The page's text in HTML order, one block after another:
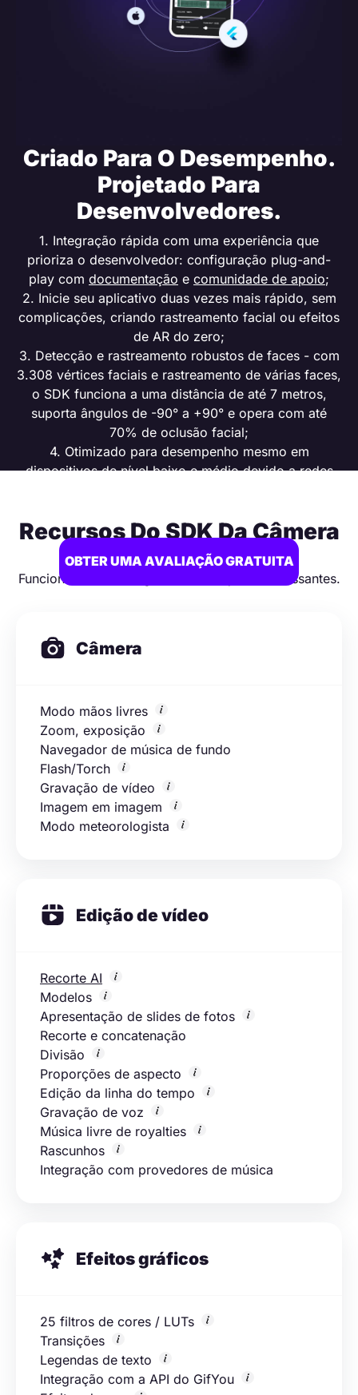
Criado Para O Desempenho.
Projetado Para
Desenvolvedores.
1. Integração rápida com uma experiência que
prioriza o desenvolvedor: configuração plug-and-
play com documentação e comunidade de apoio;
2. Inicie seu aplicativo duas vezes mais rápido, sem
complicações, criando rastreamento facial ou efeitos
de AR do zero;
3. Detecção e rastreamento robustos de faces - com
3.308 vértices faciais e rastreamento de várias faces,
o SDK funciona a uma distância de até 7 metros,
suporta ângulos de -90° a +90° e opera com até
70% de oclusão facial;
4. Otimizado para desempenho mesmo em
dispositivos de nível baixo e médio devido a redes
OBTER UMA AVALIAÇÃO GRATUITA
Recursos Do SDK Da Câmera
Funcionalidades obrigatórias e adições interessantes.
Câmera
Modo mãos livres
Zoom, exposição
Navegador de música de fundo
Flash/Torch
Gravação de vídeo
Imagem em imagem
Modo meteorologista
Edição de vídeo
Recorte AI
Modelos
Apresentação de slides de fotos
Recorte e concatenação
Divisão
Proporções de aspecto
Edição da linha do tempo
Gravação de voz
Música livre de royalties
Rascunhos
Integração com provedores de música
Efeitos gráficos
25 filtros de cores / LUTs
Transições
Legendas de texto
Integração com a API do GifYou